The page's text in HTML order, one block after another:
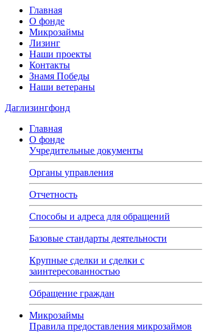
Главная
О фонде
Микрозаймы
Лизинг
Наши проекты
Контакты
Знамя Победы
Наши ветераны
Даглизингфонд
Главная
О фонде
Учредительные документы
Органы управления
Отчетность
Способы и адреса для обращений
Базовые стандарты деятельности
Крупные сделки и сделки с
заинтересованностью
Обращение граждан
Микрозаймы
Правила предоставления микрозаймов